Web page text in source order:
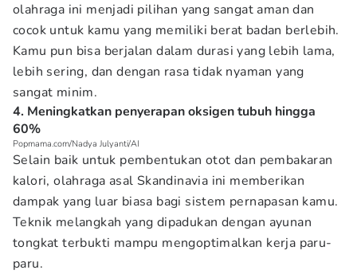
olahraga ini menjadi pilihan yang sangat aman dan
cocok untuk kamu yang memiliki berat badan berlebih.
Kamu pun bisa berjalan dalam durasi yang lebih lama,
lebih sering, dan dengan rasa tidak nyaman yang
sangat minim.
4. Meningkatkan penyerapan oksigen tubuh hingga
60%
Popmama.com/Nadya Julyanti/AI
Selain baik untuk pembentukan otot dan pembakaran
kalori, olahraga asal Skandinavia ini memberikan
dampak yang luar biasa bagi sistem pernapasan kamu.
Teknik melangkah yang dipadukan dengan ayunan
tongkat terbukti mampu mengoptimalkan kerja paru-
paru.